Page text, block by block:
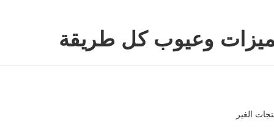
وعيوب كل طريقة